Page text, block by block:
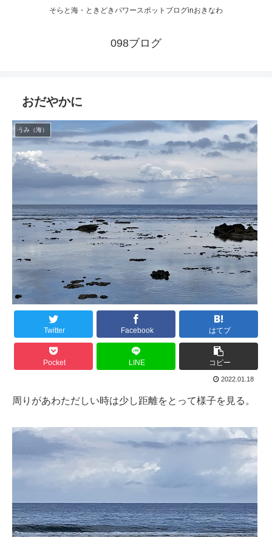
そらと海・ときどきパワースポットブログinおきなわ
098ブログ
おだやかに
うみ（海）
Twitter Facebook はてブ
Pocket LINE コピー
2022.01.18
周りがあわただしい時は少し距離をとって様子を見る。